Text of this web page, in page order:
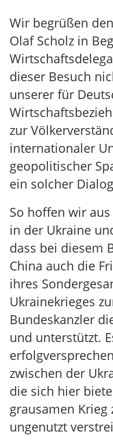
Wir begrüßen
Olaf Scholz in
dieser Besuch
unserer für
zur
internationaler
geopolitischer
ein solcher
So hoffen wir
in der Ukraine
dass bei diesem
China auch die
ihres
Ukrainekrieges
Bundeskanzler
und unterstützt.
zwischen der
die sich hier
grausamen
ungenutzt